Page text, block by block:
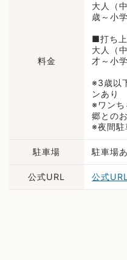
料金
大人（
歳～小
■打ち
大人（
才～小
※3歳以
ンあり
※ワンち
郷との
※夜間
駐車場 駐車場
公式URL 公式